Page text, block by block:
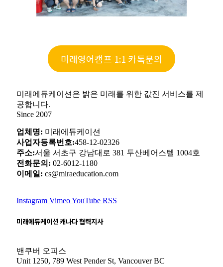
미래영어캠프 1:1 카톡문의
미래에듀케이션은 밝은 미래를 위한 값진 서비스를 제
공합니다.
Since 2007
업체명: 미래에듀케이션
사업자등록번호:458-12-02326
주소:서울 서초구 강남대로 381 두산베어스텔 1004호
전화문의: 02-6012-1180
이메일: cs@miraeducation.com
Instagram VimeoYouTube RSS
미래에듀케이션 캐나다 협력지사
밴쿠버 오피스
Unit 1250, 789 West Pender St, Vancouver BC